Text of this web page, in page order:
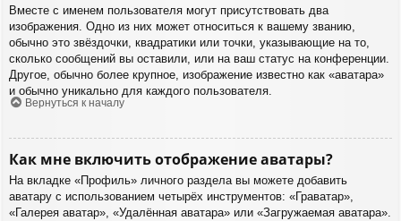
Вместе с именем пользователя могут присутствовать два
изображения. Одно из них может относиться к вашему званию,
обычно это звёздочки, квадратики или точки, указывающие на то,
сколько сообщений вы оставили, или на ваш статус на конференции.
Другое, обычно более крупное, изображение известно как «аватара»
и обычно уникально для каждого пользователя.
Вернуться к началу
Как мне включить отображение аватары?
На вкладке «Профиль» личного раздела вы можете добавить
аватару с использованием четырёх инструментов: «Граватар»,
«Галерея аватар», «Удалённая аватара» или «Загружаемая аватара».